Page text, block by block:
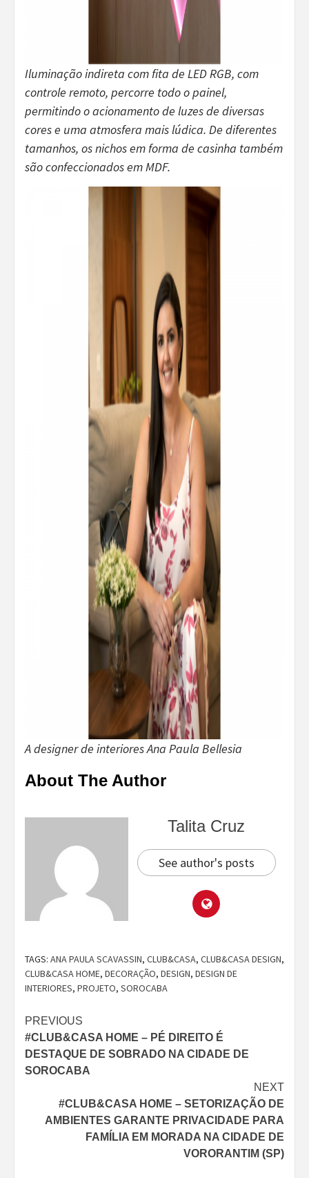
Iluminação indireta com fita de LED RGB, com
controle remoto, percorre todo o painel,
permitindo o acionamento de luzes de diversas
cores e uma atmosfera mais lúdica. De diferentes
tamanhos, os nichos em forma de casinha também
são confeccionados em MDF.
A designer de interiores Ana Paula Bellesia
About The Author
Talita Cruz
See author's posts
TAGS: ANA PAULA SCAVASSIN, CLUB&CASA, CLUB&CASA DESIGN,
CLUB&CASA HOME, DECORAÇÃO, DESIGN, DESIGN DE
INTERIORES, PROJETO, SOROCABA
Continue
Reading
PREVIOUS
#CLUB&CASA HOME – PÉ DIREITO É
DESTAQUE DE SOBRADO NA CIDADE DE
SOROCABA
NEXT
#CLUB&CASA HOME – SETORIZAÇÃO DE
AMBIENTES GARANTE PRIVACIDADE PARA
FAMÍLIA EM MORADA NA CIDADE DE
VORORANTIM (SP)